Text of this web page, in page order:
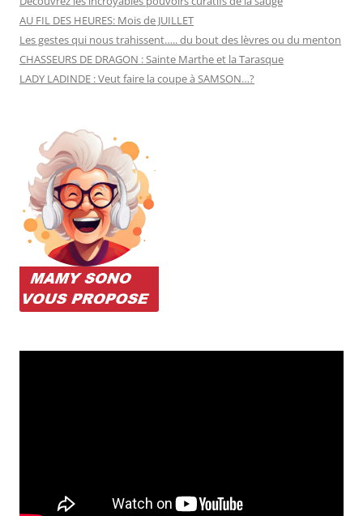
AU FIL DES HEURES: Mois de JUILLET
Les gestes qui nous trahissent….. du bout des lèvres ou du menton
CHASSEURS DE DRAGON : Sainte Marthe et la Tarasque
LADY LADINDE : Veut faire la coupe à SAMSON…?